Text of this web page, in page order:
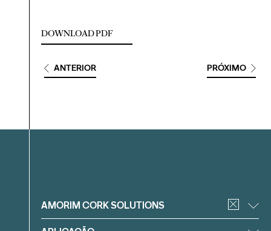
DOWNLOAD PDF
ANTERIOR PRÓXIMO
Filtrar
AMORIM CORK SOLUTIONS